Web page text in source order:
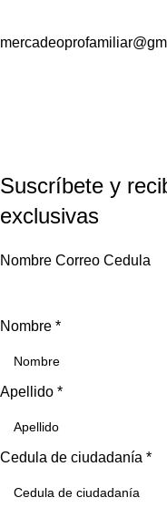
Suscríbete y
exclusivas
Nombre Correo Cedula
Nombre *
Apellido *
Cedula de ciudadanía *